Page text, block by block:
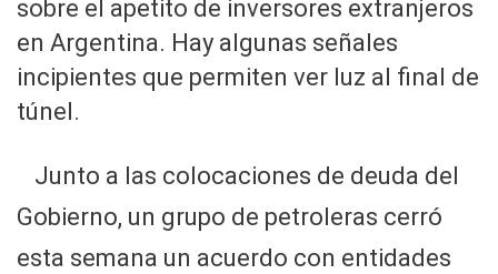
sobre el apetito de inversores extranjeros
en Argentina. Hay algunas señales
incipientes que permiten ver luz al final de
túnel.
Junto a las colocaciones de deuda del
Gobierno, un grupo de petroleras cerró
esta semana un acuerdo con entidades